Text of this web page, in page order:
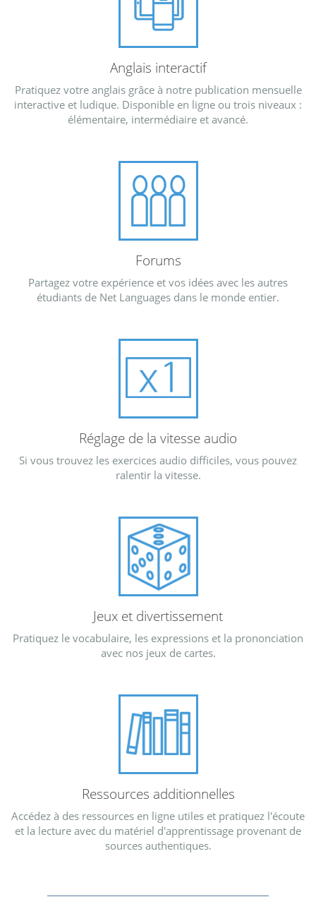
Anglais interactif
Pratiquez votre anglais grâce à notre publication mensuelle
interactive et ludique. Disponible en ligne ou trois niveaux :
élémentaire, intermédiaire et avancé.
Forums
Partagez votre expérience et vos idées avec les autres
étudiants de Net Languages dans le monde entier.
Réglage de la vitesse audio
Si vous trouvez les exercices audio difficiles, vous pouvez
ralentir la vitesse.
Jeux et divertissement
Pratiquez le vocabulaire, les expressions et la prononciation
avec nos jeux de cartes.
Ressources additionnelles
Accédez à des ressources en ligne utiles et pratiquez l'écoute
et la lecture avec du matériel d'apprentissage provenant de
sources authentiques.